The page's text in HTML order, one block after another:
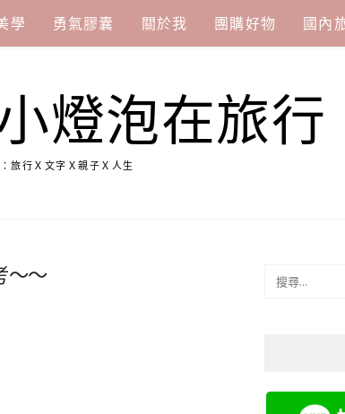
學 勇氣膠囊 關於我 團購好物 國內
燈泡在旅行
旅行Ｘ文字Ｘ親子Ｘ人生
～～